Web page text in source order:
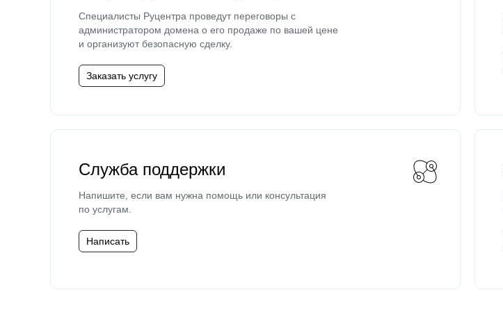
Специалисты Руцентра проведут переговоры с
администратором домена о его продаже по вашей цене
и организуют безопасную сделку.
Заказать услугу
Служба поддержки
Напишите, если вам нужна помощь или консультация
по услугам.
Написать